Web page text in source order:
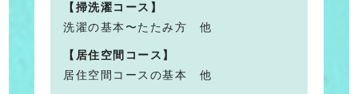
【掃洗濯コース】
洗濯の基本〜たたみ方 他
【居住空間コース】
居住空間コースの基本 他